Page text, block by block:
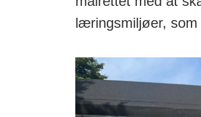
læringsmiljøer, som